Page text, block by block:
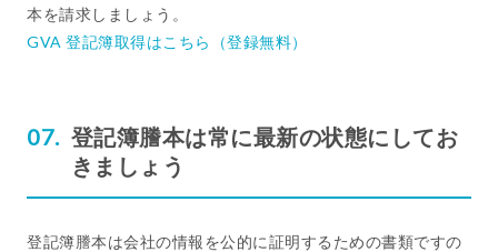
本を請求しましょう。
GVA 登記簿取得はこちら（登録無料）
登記簿謄本は常に最新の状態にしてお
きましょう
登記簿謄本は会社の情報を公的に証明するための書類ですの